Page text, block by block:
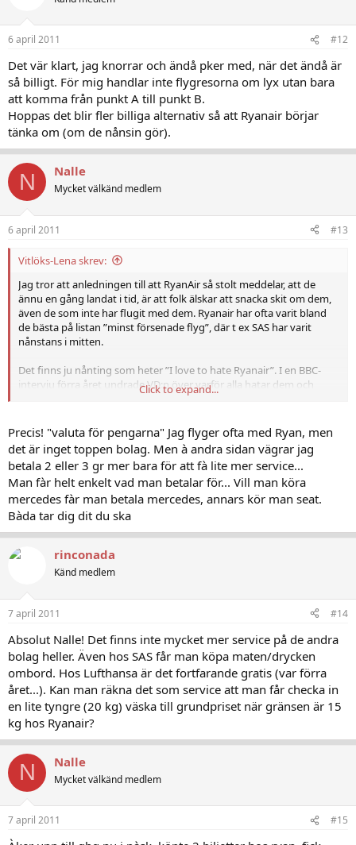
6 april 2011 #12
Det vär klart, jag knorrar och ändå pker med, när det ändå är
så billigt. För mig handlar inte flygresorna om lyx utan bara
att komma från punkt A till punkt B.
Hoppas det blir fler billiga alternativ så att Ryanair börjar
tänka om (om de nånsin gör).
N Nalle
Mycket välkänd medlem
6 april 2011 #13
Vitlöks-Lena skrev:
Jag tror att anledningen till att RyanAir så stolt meddelar, att de
ännu en gång landat i tid, är att folk älskar att snacka skit om dem,
även de som inte har flugit med dem. Ryanair har ofta varit bland
de bästa på listan ”minst försenade flyg”, där t ex SAS har varit
nånstans i mitten.
Det finns ju nånting som heter ”I love to hate Ryanair”. I en BBC-
intervju förra året undrade VD:n över varför alla hatar dem och
ändå väljer så många att åka med dem! (De har mycket få tomma
ombordstigning kan vara lite rörig, resenärerna armbågar sig fram,
men det visar ju bara hur vi människor egentligen är. Ryanairs
personal ombord har varit mycket bra de gångerna som jag har
flugit med dem. Jag har fått ”valuta för pengarna”.
Click to expand...
Precis! "valuta för pengarna" Jag flyger ofta med Ryan, men
det är inget toppen bolag. Men à andra sidan vägrar jag
betala 2 eller 3 gr mer bara för att fà lite mer service...
Man fàr helt enkelt vad man betalar för... Vill man köra
mercedes fàr man betala mercedes, annars kör man seat.
Bàda tar dig dit du ska
rinconada
Känd medlem
7 april 2011 #14
Absolut Nalle! Det finns inte mycket mer service på de andra
bolag heller. Även hos SAS får man köpa maten/drycken
ombord. Hos Lufthansa är det fortfarande gratis (var förra
året...). Kan man räkna det som service att man får checka in
en lite tyngre (20 kg) väska till grundpriset när gränsen är 15
kg hos Ryanair?
N Nalle
Mycket välkänd medlem
7 april 2011 #15